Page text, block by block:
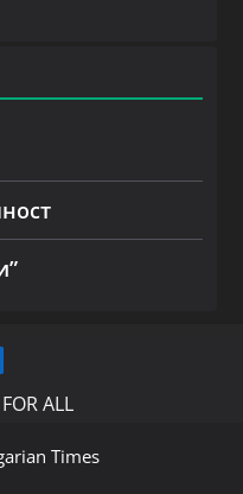
ALL
Times